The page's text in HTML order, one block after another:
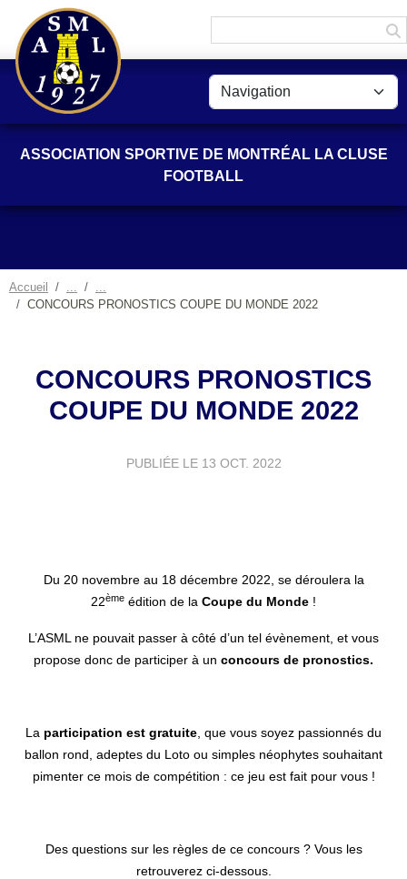
ASSOCIATION SPORTIVE DE MONTRÉAL LA CLUSE
FOOTBALL
Accueil
CONCOURS PRONOSTICS COUPE DU MONDE 2022
CONCOURS PRONOSTICS
COUPE DU MONDE 2022
PUBLIÉE LE 13 OCT. 2022
Du 20 novembre au 18 décembre 2022, se déroulera la
22ème édition de la Coupe du Monde !
L’ASML ne pouvait passer à côté d’un tel évènement, et vous
propose donc de participer à un concours de pronostics.
La participation est gratuite , que vous soyez passionnés du
ballon rond, adeptes du Loto ou simples néophytes souhaitant
pimenter ce mois de compétition : ce jeu est fait pour vous !
Des questions sur les règles de ce concours ? Vous les
retrouverez ci-dessous.
Panneau de gestion des cookies